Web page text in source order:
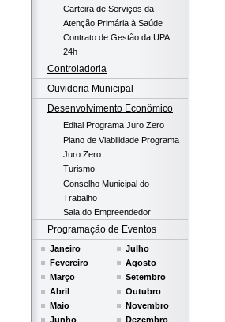
Carteira de Serviços da
Atenção Primária à Saúde
Contrato de Gestão da UPA
24h
Controladoria
Ouvidoria Municipal
Desenvolvimento Econômico
Edital Programa Juro Zero
Plano de Viabilidade Programa
Juro Zero
Turismo
Conselho Municipal do
Trabalho
Sala do Empreendedor
Programação de Eventos
Janeiro
Fevereiro
Março
Abril
Maio
Junho
Julho
Agosto
Setembro
Outubro
Novembro
Dezembro